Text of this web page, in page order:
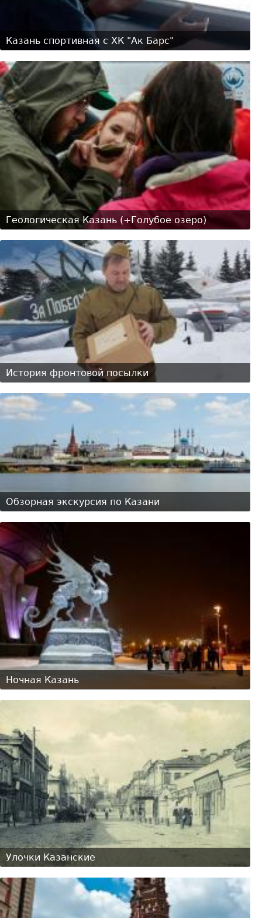
Казань спортивная с ХК "Ак Барс"
Геологическая Казань (+Голубое озеро)
История фронтовой посылки
Обзорная экскурсия по Казани
Ночная Казань
Улочки Казанские